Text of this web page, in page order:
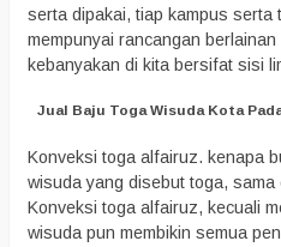
serta dipakai, tiap kampus serta
mempunyai rancangan
kebanyakan di kita bersifat sisi
Jual Baju Toga Wisuda Kota
Konveksi toga alfairuz. kenapa
wisuda yang disebut toga, sama
Konveksi toga alfairuz, kecuali
wisuda pun membikin semua